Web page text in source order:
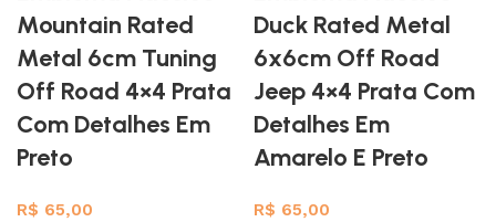
Mountain Rated
Metal 6cm Tuning
Off Road 4×4 Prata
Com Detalhes Em
Preto
R$ 65,00
Duck Rated Metal
6x6cm Off Road
Jeep 4×4 Prata Com
Detalhes Em
Amarelo E Preto
R$ 65,00